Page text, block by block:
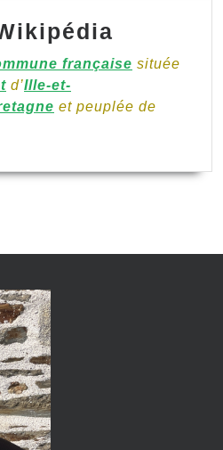
française située
d’Ille-et-
et peuplée de